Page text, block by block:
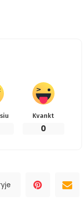
Kvankt
0